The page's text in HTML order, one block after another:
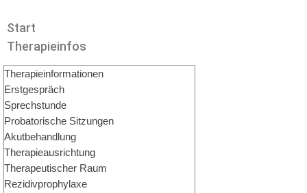
Start
Therapieinfos
Therapieinformationen
Erstgespräch
Sprechstunde
Probatorische Sitzungen
Akutbehandlung
Therapieausrichtung
Therapeutischer Raum
Rezidivprophylaxe